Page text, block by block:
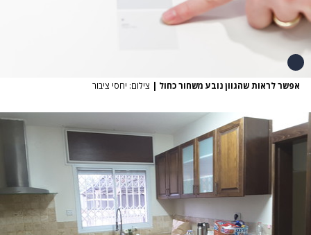
אפשר לראות שהגוון נובע משחור כחול | צילום: יחסי ציבור